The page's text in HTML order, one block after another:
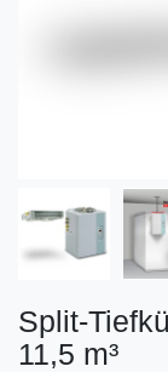
Split-
11,5 m³